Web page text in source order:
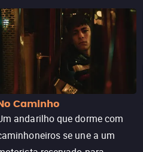
Caminho
andarilho que dorme com
se une a um